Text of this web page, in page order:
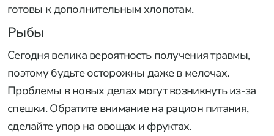
готовы к дополнительным хлопотам.
Рыбы
Сегодня велика вероятность получения травмы,
поэтому будьте осторожны даже в мелочах.
Проблемы в новых делах могут возникнуть из-за
спешки. Обратите внимание на рацион питания,
сделайте упор на овощах и фруктах.